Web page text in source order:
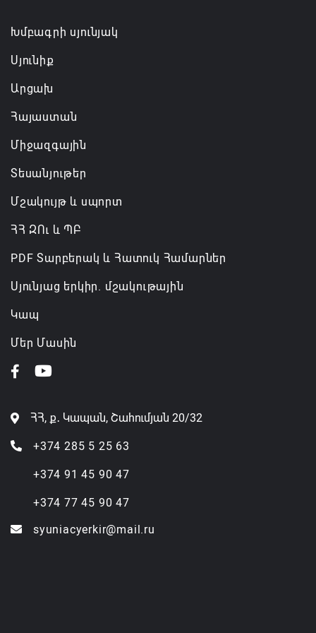
07.08.2026 11:01
Խմբագրի սյունյակ
Սյունիք
Արցախ
Հայաստան
Միջազգային
Տեսանյութեր
Մշակույթ և սպորտ
ՀՀ ԶՈւ և ՊԲ
PDF Տարբերակ և Հատուկ Համարներ
Սյունյաց երկիր. մշակութային
Կապ
Մեր Մասին
ՀՀ, ք․ Կապան, Շահումյան 20/32
+374 285 5 25 63
+374 91 45 90 47
+374 77 45 90 47
syuniacyerkir@mail.ru